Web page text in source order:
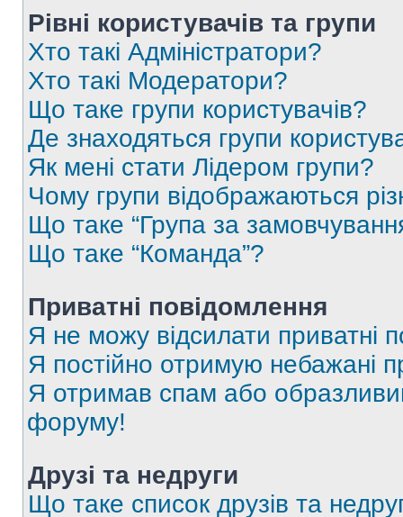
Рівні користувачів та групи
Хто такі Адміністратори?
Хто такі Модератори?
Що таке групи користувачів?
Де знаходяться групи
Як мені стати Лідером групи?
Чому групи відображаються
Що таке “Група за
Що таке “Команда”?
Приватні повідомлення
Я не можу відсилати приватні
Я постійно отримую небажані
Я отримав спам або
форуму!
Друзі та недруги
Що таке список друзів та